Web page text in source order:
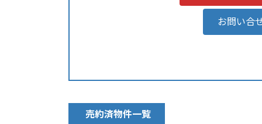
お問い合
売約済物件一覧